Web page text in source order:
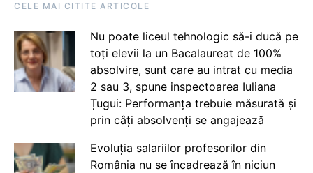
CELE MAI CITITE ARTICOLE
Nu poate liceul tehnologic să-i ducă pe
toți elevii la un Bacalaureat de 100%
absolvire, sunt care au intrat cu media
2 sau 3, spune inspectoarea Iuliana
Țugui: Performanța trebuie măsurată și
prin câți absolvenți se angajează
Evoluția salariilor profesorilor din
România nu se încadrează în niciun